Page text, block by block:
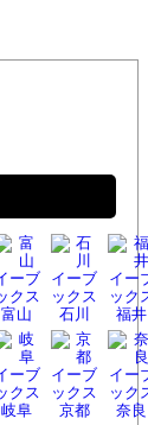
富山 石川 福井
岐阜 京都 奈良